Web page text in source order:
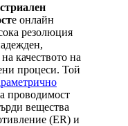
е онлайн
резолюция
качеството на
процеси. Той
проводимост
вещества
(ER) и